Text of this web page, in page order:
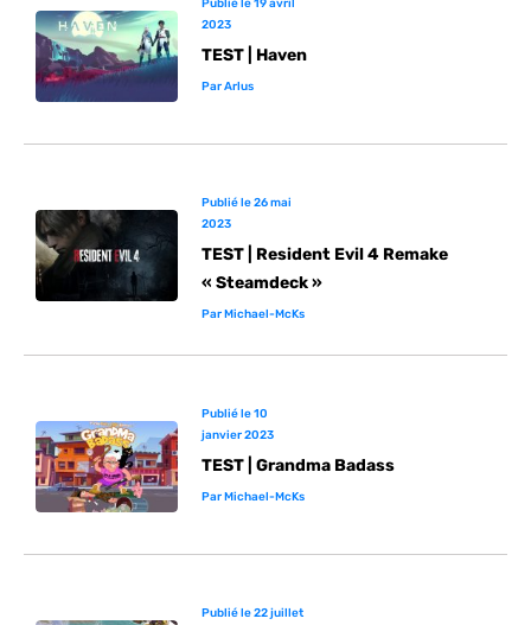
Publié le19 avril
2023
TEST | Haven
ParArlus
Publié le26 mai
2023
TEST | Resident Evil 4 Remake
« Steamdeck »
ParMichael-McKs
Publié le10
janvier 2023
TEST | Grandma Badass
ParMichael-McKs
Publié le22 juillet